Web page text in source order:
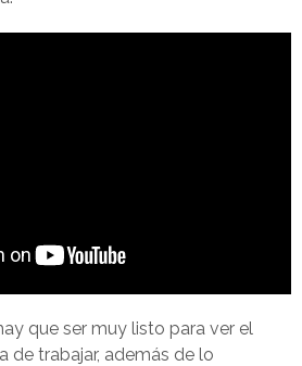
que ser muy listo para ver el
de trabajar, además de lo